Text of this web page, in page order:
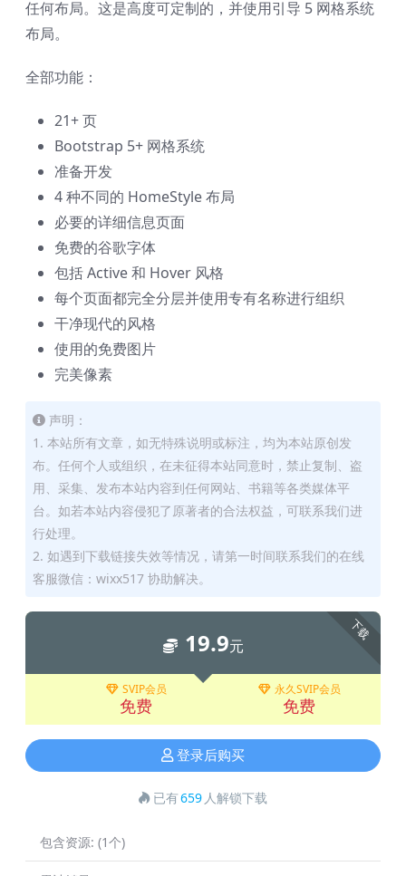
任何布局。这是高度可定制的，并使用引导 5 网格系统
布局。
全部功能：
21+ 页
Bootstrap 5+ 网格系统
准备开发
4 种不同的 HomeStyle 布局
必要的详细信息页面
免费的谷歌字体
包括 Active 和 Hover 风格
每个页面都完全分层并使用专有名称进行组织
干净现代的风格
使用的免费图片
完美像素
声明：
1. 本站所有文章，如无特殊说明或标注，均为本站原创发
布。任何个人或组织，在未征得本站同意时，禁止复制、盗
用、采集、发布本站内容到任何网站、书籍等各类媒体平
台。如若本站内容侵犯了原著者的合法权益，可联系我们进
行处理。
2. 如遇到下载链接失效等情况，请第一时间联系我们的在线
客服微信：wixx517 协助解决。
下载
19.9元
SVIP会员
免费
永久SVIP会员
免费
登录后购买
已有659 人解锁下载
包含资源: (1个)